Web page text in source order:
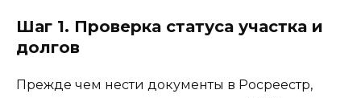
Шаг 1. Проверка статуса участка и
долгов
Прежде чем нести документы в Росреестр,